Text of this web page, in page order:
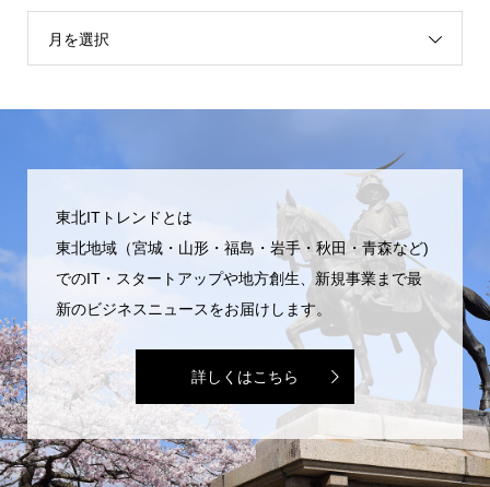
月を選択
東北ITトレンドとは
東北地域（宮城・山形・福島・岩手・秋田・青森など)
でのIT・スタートアップや地方創生、新規事業まで最
新のビジネスニュースをお届けします。
詳しくはこちら